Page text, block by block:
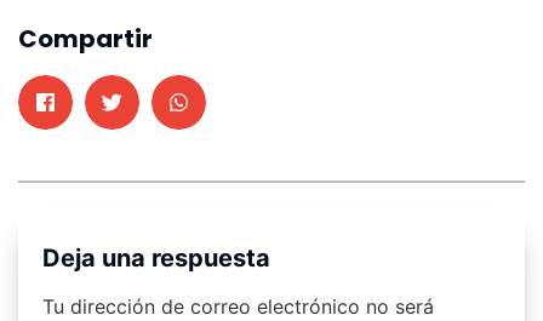
Compartir
Deja una respuesta
Tu dirección de correo electrónico no será